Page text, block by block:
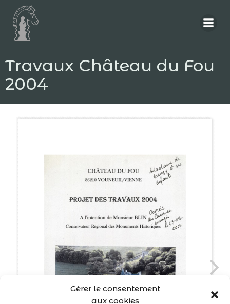
Gérer le consentement
aux cookies
Travaux Château du Fou
2004